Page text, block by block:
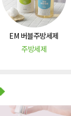
EM 버블주방세제
주방세제